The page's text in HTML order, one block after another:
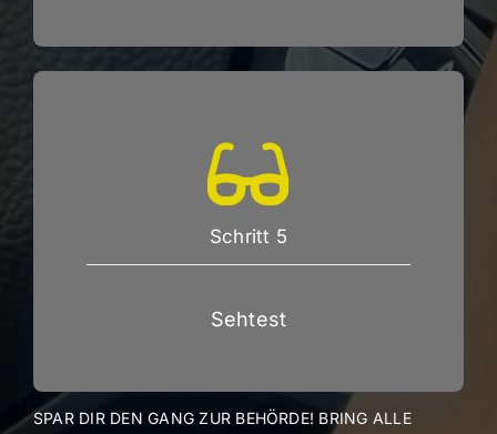
Schritt 5
Sehtest
SPAR DIR DEN GANG ZUR BEHÖRDE! BRING ALLE